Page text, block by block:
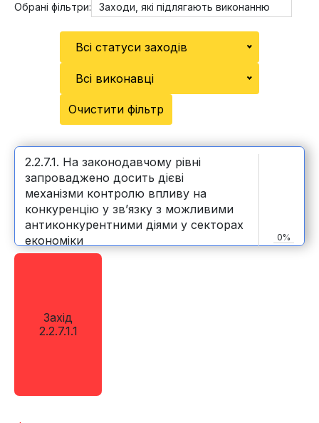
Обрані фільтри: Заходи, які підлягають виконанню
Всі статуси заходів
Всі виконавці
Очистити фільтр
2.2.7.1. На законодавчому рівні
запроваджено досить дієві
механізми контролю впливу на
конкуренцію у зв’язку з можливими
антиконкурентними діями у секторах
економіки
0%
Захід
2.2.7.1.1